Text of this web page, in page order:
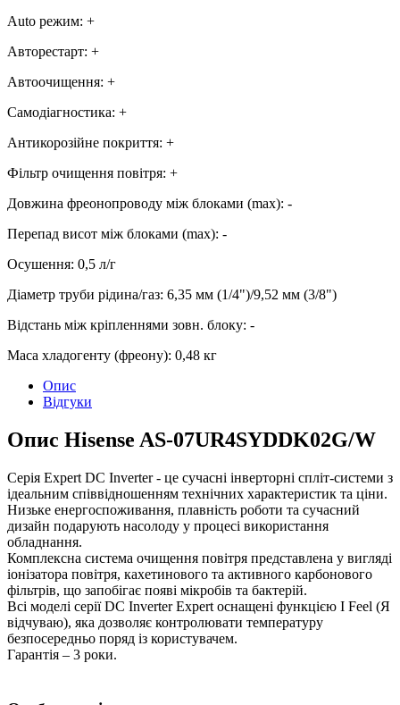
Аuto режим: +
Авторестарт: +
Автоочищення: +
Самодіагностика: +
Антикорозійне покриття: +
Фільтр очищення повітря: +
Довжина фреонопроводу між блоками (max): -
Перепад висот між блоками (max): -
Осушення: 0,5 л/г
Діаметр труби рідина/газ: 6,35 мм (1/4")/9,52 мм (3/8")
Відстань між кріпленнями зовн. блоку: -
Маса хладогенту (фреону): 0,48 кг
Опис
Відгуки
Опис Hisense AS-07UR4SYDDK02G/W
Серія Expert DC Inverter - це сучасні інверторні спліт-системи з
ідеальним співвідношенням технічних характеристик та ціни.
Низьке енергоспоживання, плавність роботи та сучасний
дизайн подарують насолоду у процесі використання
обладнання.
Комплексна система очищення повітря представлена у вигляді
іонізатора повітря, кахетинового та активного карбонового
фільтрів, що запобігає появі мікробів та бактерій.
Всі моделі серії DC Inverter Expert оснащені функцією I Feel (Я
відчуваю), яка дозволяє контролювати температуру
безпосередньо поряд із користувачем.
Гарантія – 3 роки.